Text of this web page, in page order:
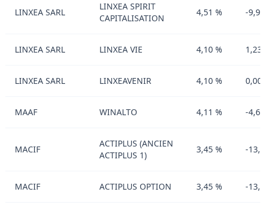
LINXEA SARL
LINXEA SPIRIT
CAPITALISATION
4,51 % -
LINXEA SARL LINXEA VIE 4,10 %
LINXEA SARL LINXEAVENIR 4,10 %
MAAF WINALTO 4,11 % -
MACIF
ACTIPLUS (ANCIEN
ACTIPLUS 1)
3,45 % -
MACIF ACTIPLUS OPTION 3,45 % -